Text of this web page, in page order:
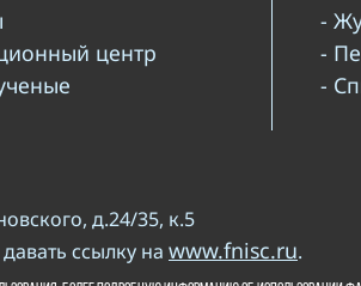
центр
-
-
-
д.24/35, к.5
ссылку на www.fnisc.ru.